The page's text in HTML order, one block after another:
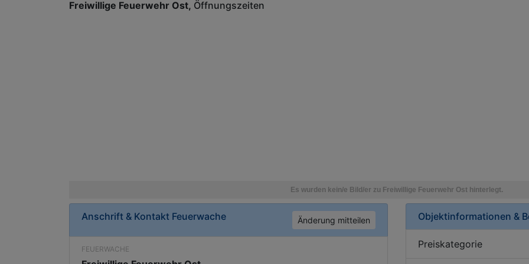
Freiwillige Feuerwehr Ost Öffnungszeiten
Anschrift & Kontakt Feuerwache Änderung mitteilen
FEUERWACHE
Objektinformationen &
Preiskategorie